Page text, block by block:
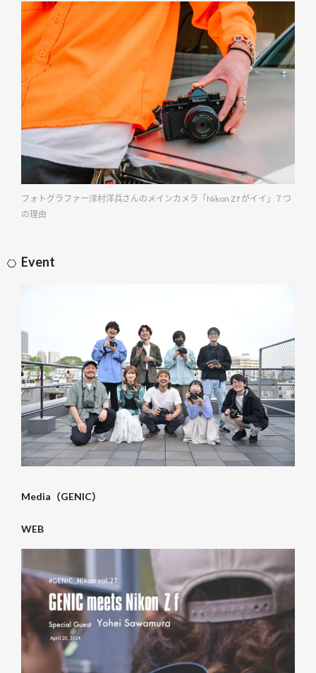
フォトグラファー澤村洋兵さんのメインカメラ「Nikon Z f がイイ」７つ
の理由
Event
Media（GENIC）
WEB